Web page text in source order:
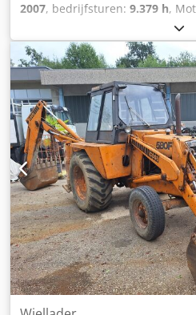
2007, bedrijfsturen: 9.379 h,
kW – AH-6WG1X – EPA en CE
Bodemplaten 650 mm Alle
(hamer/grijper en rotatie)
Hydraulische snelwissel: OIL
Dieplepel – 4,55 m³ SAE
Transportbreedte 3,93 m
opstappen) Transporthoogte
werkplaats gereviseerd en
aanvraag Grote
filters, inclusief 650 liter
maart 2026: De motor heeft 6
op aanvraag)